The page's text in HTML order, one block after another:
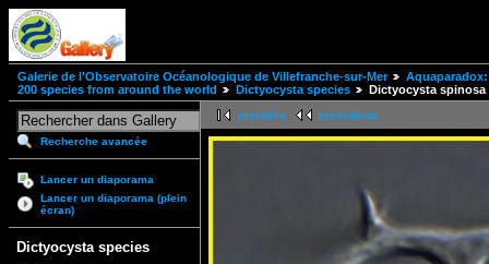
Galerie de l'Observatoire Océanologique de Villefranche-sur-Mer
200 species from around the world
Dictyocysta species Dictyocysta spinosa
Recherche avancée
Lancer un diaporama
Lancer un diaporama (plein
écran)
Dictyocysta species
première précédente